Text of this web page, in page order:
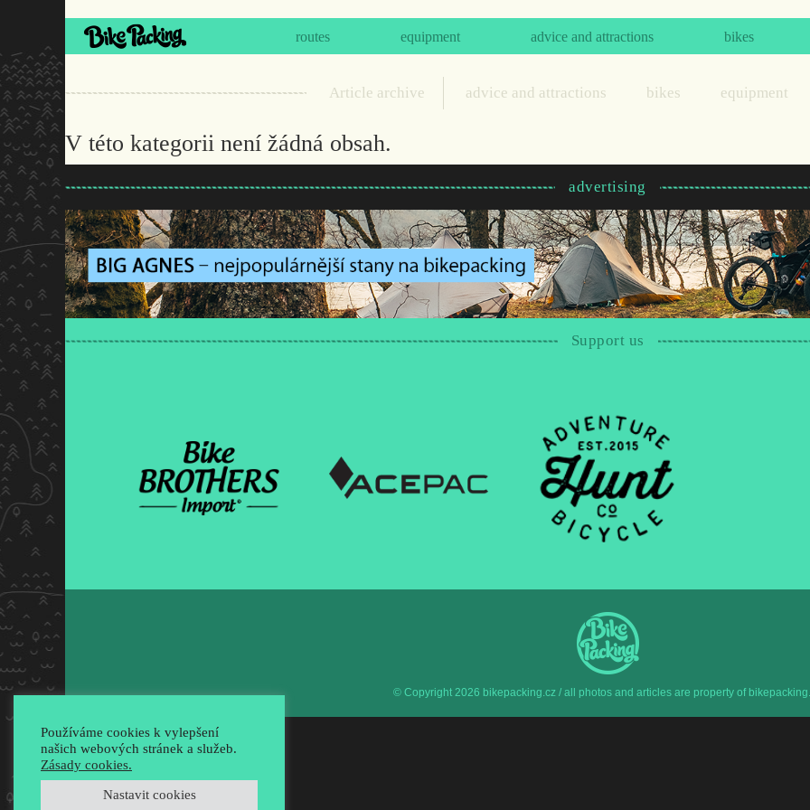
routes equipment advice and attractions bikes
Article archive advice and attractions bikes equipment
V této kategorii není žádná obsah.
advertising
Support us
© Copyright 2026 bikepacking.cz / all photos and articles are property of
Používáme cookies k vylepšení
našich webových stránek a služeb.
Zásady cookies.
Nastavit cookies